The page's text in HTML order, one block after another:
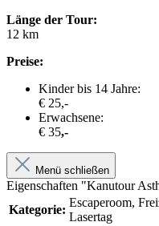
Länge der Tour:
12 km
Preise:
Kinder bis 14 Jahre:
€ 25,-
Erwachsene:
€ 35,-
Menü schließen
Eigenschaften "Kanutour
Kategorie:
Escaperoom,
Lasertag